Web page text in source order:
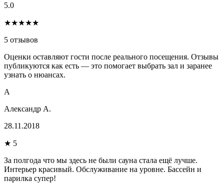
5.0
★★★★★
5 отзывов
Оценки оставляют гости после реального посещения. Отзывы
публикуются как есть — это помогает выбрать зал и заранее
узнать о нюансах.
А
Александр А.
28.11.2018
★ 5
За полгода что мы здесь не были сауна стала ещё лучше.
Интерьер красивый. Обслуживание на уровне. Бассейн и
парилка супер!